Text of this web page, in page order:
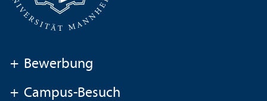
+ Bewerbung
+ Campus-Besuch